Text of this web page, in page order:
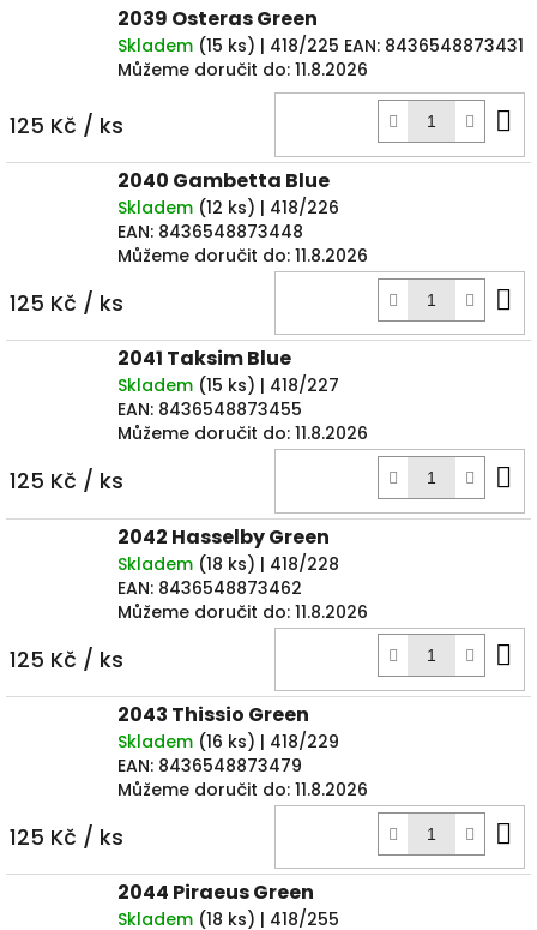
2039 Osteras Green
Skladem (15 ks) | 418/225 EAN: 8436548873431
Můžeme doručit do: 11.8.2026
125 Kč / ks
2040 Gambetta Blue
Skladem (12 ks) | 418/226
EAN: 8436548873448
Můžeme doručit do: 11.8.2026
125 Kč / ks
2041 Taksim Blue
Skladem (15 ks) | 418/227
EAN: 8436548873455
Můžeme doručit do: 11.8.2026
125 Kč / ks
2042 Hasselby Green
Skladem (18 ks) | 418/228
EAN: 8436548873462
Můžeme doručit do: 11.8.2026
125 Kč / ks
2043 Thissio Green
Skladem (16 ks) | 418/229
EAN: 8436548873479
Můžeme doručit do: 11.8.2026
125 Kč / ks
2044 Piraeus Green
Skladem (18 ks) | 418/255